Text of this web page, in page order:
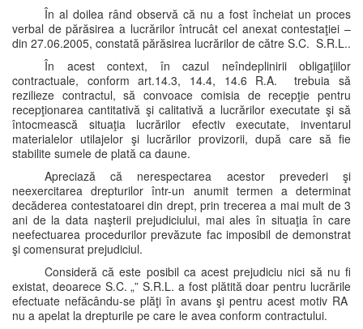
În al doilea rând observă că nu a fost încheiat un proces
verbal de părăsirea a lucrărilor întrucât cel anexat contestaţiei –
din 27.06.2005, constată părăsirea lucrărilor de către S.C. S.R.L..
În acest context, în cazul neîndeplinirii obligaţiilor
contractuale, conform art.14.3, 14.4, 14.6 R.A. trebuia să
rezilieze contractul, să convoace comisia de recepţie pentru
recepţionarea cantitativă şi calitativă a lucrărilor executate şi să
întocmească situaţia lucrărilor efectiv executate, inventarul
materialelor utilajelor şi lucrărilor provizorii, după care să fie
stabilite sumele de plată ca daune.
Apreciază că nerespectarea acestor prevederi şi
neexercitarea drepturilor într-un anumit termen a determinat
decăderea contestatoarei din drept, prin trecerea a mai mult de 3
ani de la data naşterii prejudiciului, mai ales în situaţia în care
neefectuarea procedurilor prevăzute fac imposibil de demonstrat
şi comensurat prejudiciul.
Consideră că este posibil ca acest prejudiciu nici să nu fi
existat, deoarece S.C. „” S.R.L. a fost plătită doar pentru lucrările
efectuate nefăcându-se plăţi în avans şi pentru acest motiv RA
nu a apelat la drepturile pe care le avea conform contractului.